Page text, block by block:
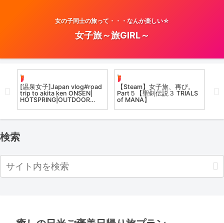
女の子同士の旅って・・・なんか楽しい☆
女子旅～旅GIRL～
だ
温泉女子
[温泉女子]Japan vlog#road
trip to akita ken ONSEN|
HOTSPRING|OUTDOOR
女子旅
【Steam】女子旅、再び。
Part５【聖剣伝説３ TRIALS
of MANA】
【
名
検索